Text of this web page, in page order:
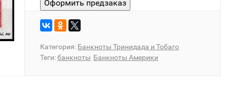
Категория: Банкноты Тринидада и Тобаго
Теги:банкноты Банкноты Америки